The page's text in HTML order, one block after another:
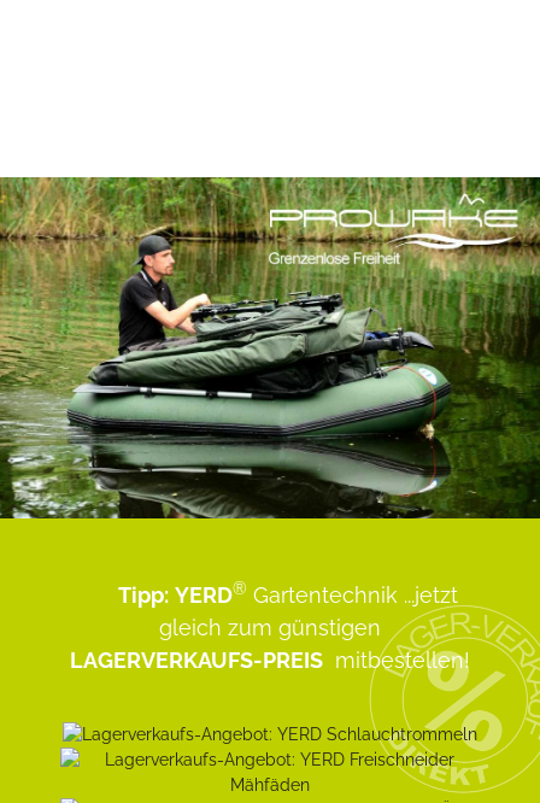
Tipp: YERD® Gartentechnik ...jetzt
gleich zum günstigen
LAGERVERKAUFS-PREIS mitbestellen!